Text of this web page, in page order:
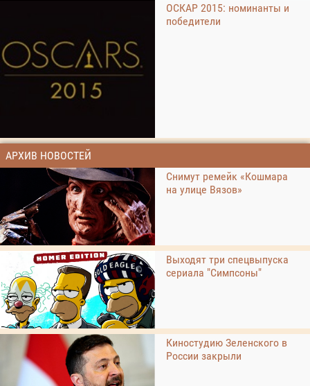
ОСКАР 2015: номинанты и
победители
АРХИВ НОВОСТЕЙ
Снимут ремейк «Кошмара
на улице Вязов»
Выходят три спецвыпуска
сериала "Симпсоны"
Киностудию Зеленского в
России закрыли